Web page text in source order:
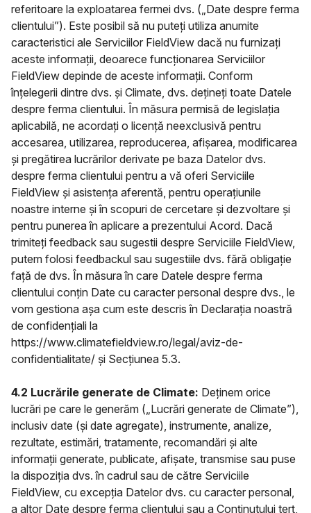
referitoare la exploatarea fermei dvs. („Date despre ferma
clientului”). Este posibil să nu puteți utiliza anumite
caracteristici ale Serviciilor FieldView dacă nu furnizați
aceste informații, deoarece funcționarea Serviciilor
FieldView depinde de aceste informații. Conform
înțelegerii dintre dvs. și Climate, dvs. dețineți toate Datele
despre ferma clientului. În măsura permisă de legislația
aplicabilă, ne acordați o licență neexclusivă pentru
accesarea, utilizarea, reproducerea, afișarea, modificarea
și pregătirea lucrărilor derivate pe baza Datelor dvs.
despre ferma clientului pentru a vă oferi Serviciile
FieldView și asistența aferentă, pentru operațiunile
noastre interne și în scopuri de cercetare și dezvoltare și
pentru punerea în aplicare a prezentului Acord. Dacă
trimiteți feedback sau sugestii despre Serviciile FieldView,
putem folosi feedbackul sau sugestiile dvs. fără obligație
față de dvs. În măsura în care Datele despre ferma
clientului conțin Date cu caracter personal despre dvs., le
vom gestiona așa cum este descris în Declarația noastră
de confidențiali la
https://www.climatefieldview.ro/legal/aviz-de-
confidentialitate/ și Secțiunea 5.3.
4.2 Lucrările generate de Climate: Deținem orice
lucrări pe care le generăm („Lucrări generate de Climate”),
inclusiv date (și date agregate), instrumente, analize,
rezultate, estimări, tratamente, recomandări și alte
informații generate, publicate, afișate, transmise sau puse
la dispoziția dvs. în cadrul sau de către Serviciile
FieldView, cu excepția Datelor dvs. cu caracter personal,
a altor Date despre ferma clientului sau a Conținutului terț,